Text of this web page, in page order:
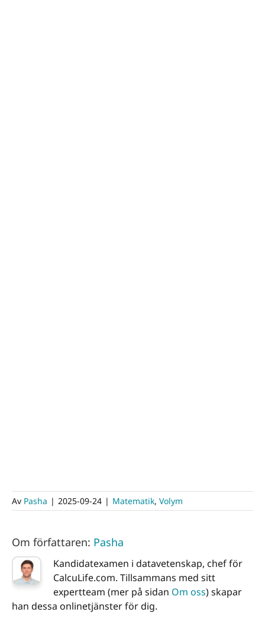
Av Pasha | 2025-09-24 | Matematik, Volym
Om författaren: Pasha
Kandidatexamen i datavetenskap, chef för
CalcuLife.com. Tillsammans med sitt
expertteam (mer på sidan Om oss) skapar
han dessa onlinetjänster för dig.